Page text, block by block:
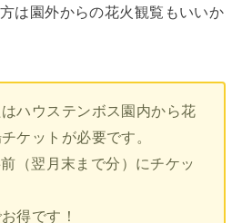
は園外からの花火観覧もいいか
ハウステンボス園内から花
ケットが必要です。
（翌月末まで分）にチケッ
得です！